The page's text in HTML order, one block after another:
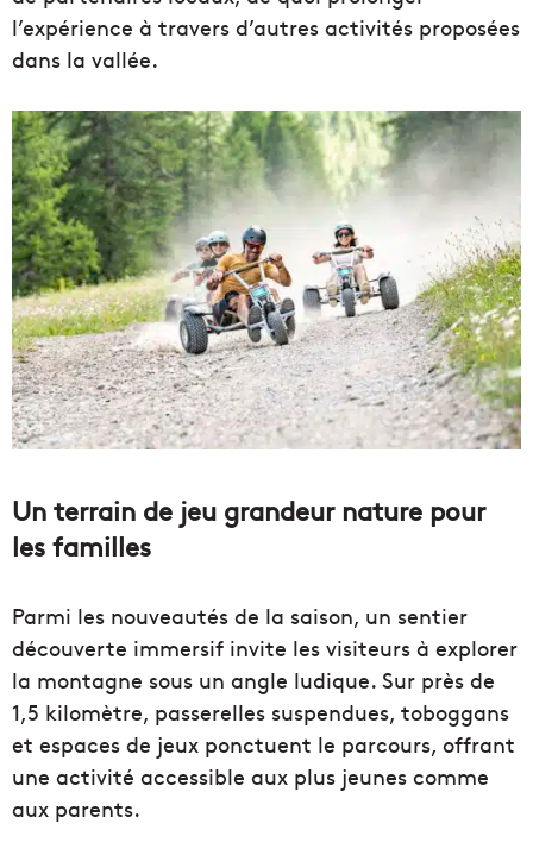
l’expérience à travers d’autres activités proposées
dans la vallée.
Un terrain de jeu grandeur nature pour
les familles
Parmi les nouveautés de la saison, un sentier
découverte immersif invite les visiteurs à explorer
la montagne sous un angle ludique. Sur près de
1,5 kilomètre, passerelles suspendues, toboggans
et espaces de jeux ponctuent le parcours, offrant
une activité accessible aux plus jeunes comme
aux parents.